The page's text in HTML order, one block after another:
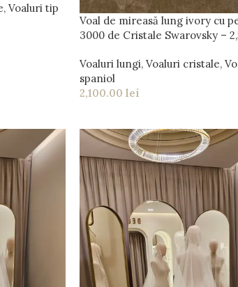
, Voaluri tip
Voal de mireasă lung ivory cu
3000 de Cristale Swarovsky –
Voaluri lungi, Voaluri cristale,
spaniol
2,100.00 lei